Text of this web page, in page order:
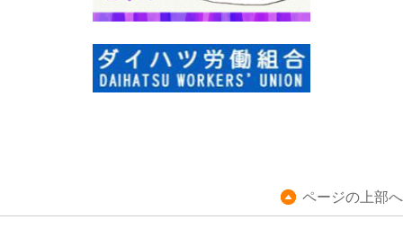
ページの上部へ